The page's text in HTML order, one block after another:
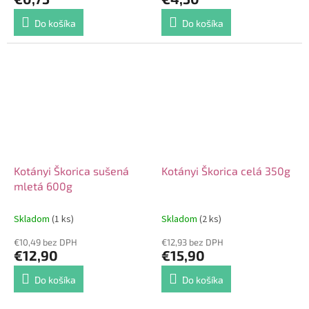
Do košíka Do košíka
Kotányi Škorica sušená
mletá 600g
Skladom (1 ks)
€10,49 bez DPH
€12,90
Do košíka
Kotányi Škorica celá 350g
Skladom (2 ks)
€12,93 bez DPH
€15,90
Do košíka